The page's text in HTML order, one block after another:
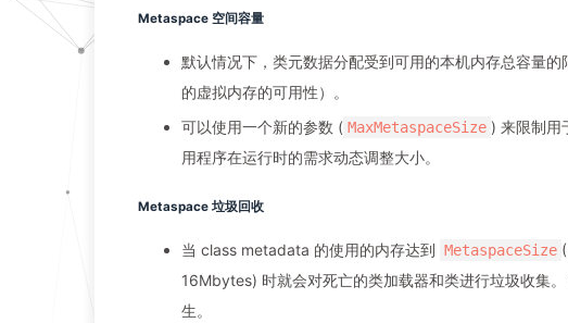
Metaspace 空间容量
默认情况下，类元数据分配受到可用的本机内存总容量
的虚拟内存的可用性）。
可以使用一个新的参数 ( MaxMetaspaceSize ) 来限制用
用程序在运行时的需求动态调整大小。
Metaspace 垃圾回收
当 class metadata 的使用的内存达到 MetaspaceSize
16Mbytes) 时就会对死亡的类加载器和类进行垃圾收集
生。